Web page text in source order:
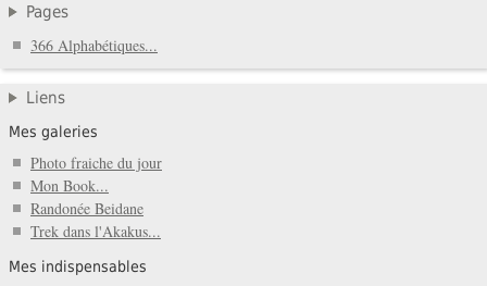
Pages
366 Alphabétiques...
Liens
Mes galeries
Photo fraiche du jour
Mon Book...
Randonée Beidane
Trek dans l'Akakus...
Mes indispensables